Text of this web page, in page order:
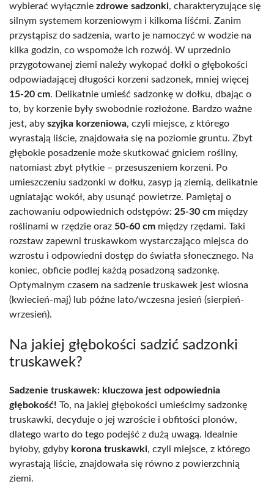
wybierać wyłącznie zdrowe sadzonki, charakteryzujące się
silnym systemem korzeniowym i kilkoma liśćmi. Zanim
przystąpisz do sadzenia, warto je namoczyć w wodzie na
kilka godzin, co wspomoże ich rozwój. W uprzednio
przygotowanej ziemi należy wykopać dołki o głębokości
odpowiadającej długości korzeni sadzonek, mniej więcej
15-20 cm. Delikatnie umieść sadzonkę w dołku, dbając o
to, by korzenie były swobodnie rozłożone. Bardzo ważne
jest, aby szyjka korzeniowa, czyli miejsce, z którego
wyrastają liście, znajdowała się na poziomie gruntu. Zbyt
głębokie posadzenie może skutkować gniciem rośliny,
natomiast zbyt płytkie – przesuszeniem korzeni. Po
umieszczeniu sadzonki w dołku, zasyp ją ziemią, delikatnie
ugniatając wokół, aby usunąć powietrze. Pamiętaj o
zachowaniu odpowiednich odstępów: 25-30 cm między
roślinami w rzędzie oraz 50-60 cm między rzędami. Taki
rozstaw zapewni truskawkom wystarczająco miejsca do
wzrostu i odpowiedni dostęp do światła słonecznego. Na
koniec, obficie podlej każdą posadzoną sadzonkę.
Optymalnym czasem na sadzenie truskawek jest wiosna
(kwiecień-maj) lub późne lato/wczesna jesień (sierpień-
wrzesień).
Na jakiej głębokości sadzić sadzonki
truskawek?
Sadzenie truskawek: kluczowa jest odpowiednia
głębokość! To, na jakiej głębokości umieścimy sadzonkę
truskawki, decyduje o jej wzroście i obfitości plonów,
dlatego warto do tego podejść z dużą uwagą. Idealnie
byłoby, gdyby korona truskawki, czyli miejsce, z którego
wyrastają liście, znajdowała się równo z powierzchnią
ziemi.